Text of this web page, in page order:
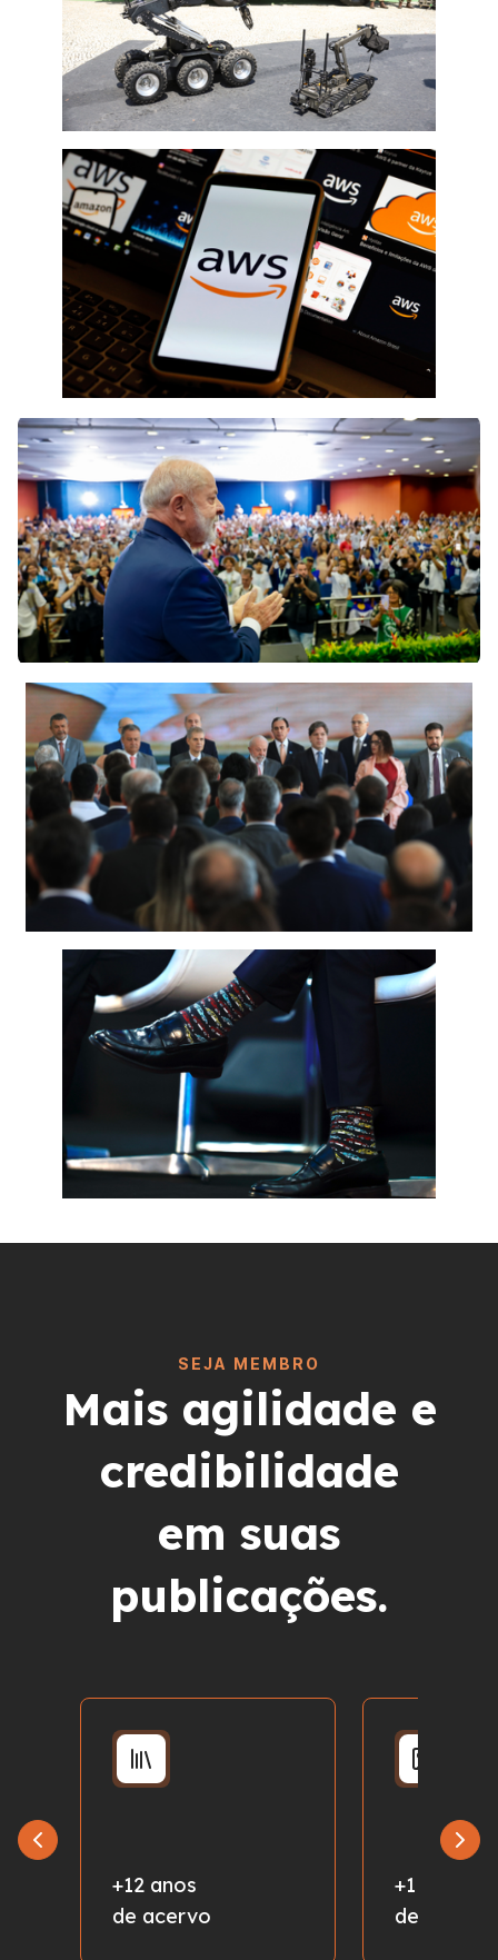
SEJA MEMBRO
Mais agilidade e
credibilidade
em suas
publicações.
+12 anos
de acervo
+1 milhão
de fotos